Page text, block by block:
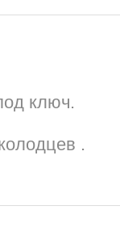
ключ.
.